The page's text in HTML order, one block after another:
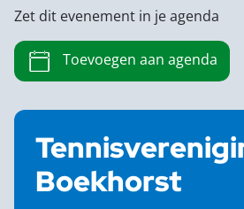
Boekhorst
Zet dit evenement in je agenda
Toevoegen aan agenda